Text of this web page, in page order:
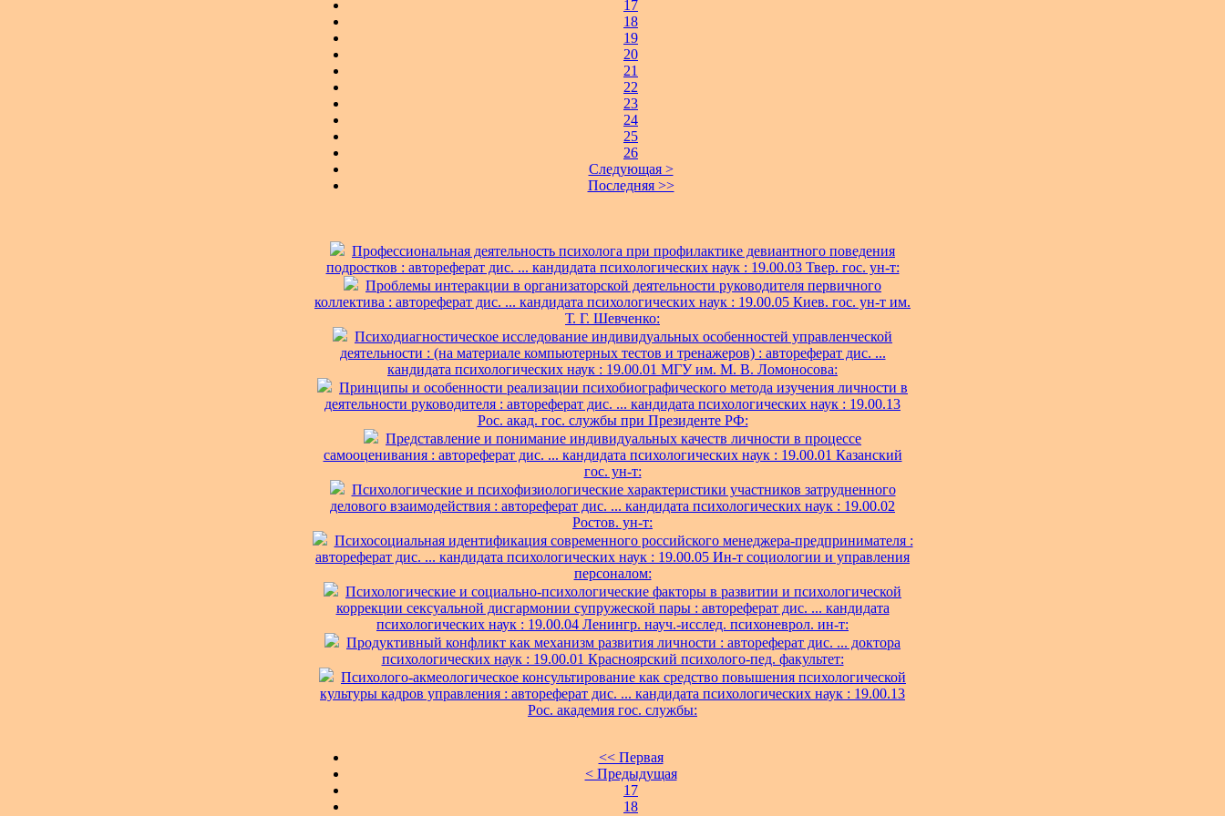
17
18
19
20
21
22
23
24
25
26
Следующая >
Последняя >>
Профессиональная деятельность психолога при профилактике девиантного поведения
подростков : автореферат дис. ... кандидата психологических наук : 19.00.03 Твер. гос. ун-т:
Проблемы интеракции в организаторской деятельности руководителя первичного
коллектива : автореферат дис. ... кандидата психологических наук : 19.00.05 Киев. гос. ун-т им.
Т. Г. Шевченко:
Психодиагностическое исследование индивидуальных особенностей управленческой
деятельности : (на материале компьютерных тестов и тренажеров) : автореферат дис. ...
кандидата психологических наук : 19.00.01 МГУ им. М. В. Ломоносова:
Принципы и особенности реализации психобиографического метода изучения личности в
деятельности руководителя : автореферат дис. ... кандидата психологических наук : 19.00.13
Рос. акад. гос. службы при Президенте РФ:
Представление и понимание индивидуальных качеств личности в процессе
самооценивания : автореферат дис. ... кандидата психологических наук : 19.00.01 Казанский
гос. ун-т:
Психологические и психофизиологические характеристики участников затрудненного
делового взаимодействия : автореферат дис. ... кандидата психологических наук : 19.00.02
Ростов. ун-т:
Психосоциальная идентификация современного российского менеджера-предпринимателя :
автореферат дис. ... кандидата психологических наук : 19.00.05 Ин-т социологии и управления
персоналом:
Психологические и социально-психологические факторы в развитии и психологической
коррекции сексуальной дисгармонии супружеской пары : автореферат дис. ... кандидата
психологических наук : 19.00.04 Ленингр. науч.-исслед. психоневрол. ин-т:
Продуктивный конфликт как механизм развития личности : автореферат дис. ... доктора
психологических наук : 19.00.01 Красноярский психолого-пед. факультет:
Психолого-акмеологическое консультирование как средство повышения психологической
культуры кадров управления : автореферат дис. ... кандидата психологических наук : 19.00.13
Рос. академия гос. службы:
<< Первая
< Предыдущая
17
18